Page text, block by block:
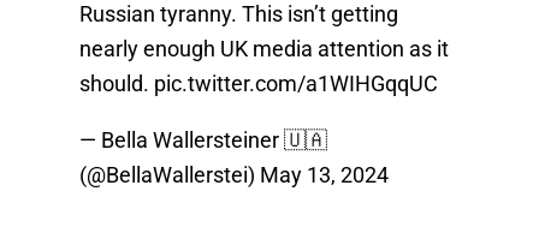
Russian tyranny. This isn’t getting
nearly enough UK media attention as it
should. pic.twitter.com/a1WIHGqqUC
— Bella Wallersteiner 🇺🇦
(@BellaWallerstei) May 13, 2024